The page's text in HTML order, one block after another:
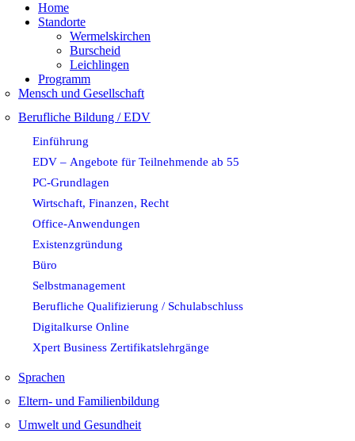
Home
Standorte
Wermelskirchen
Burscheid
Leichlingen
Programm
Mensch und Gesellschaft
Berufliche Bildung / EDV
Einführung
EDV – Angebote für Teilnehmende ab 55
PC-Grundlagen
Wirtschaft, Finanzen, Recht
Office-Anwendungen
Existenzgründung
Büro
Selbstmanagement
Berufliche Qualifizierung / Schulabschluss
Digitalkurse Online
Xpert Business Zertifikatslehrgänge
Sprachen
Eltern- und Familienbildung
Umwelt und Gesundheit